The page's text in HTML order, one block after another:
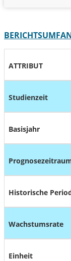
ATTRIBUT
Studienzeit
Basisjahr
Historische
Wachstumsrate
Einheit